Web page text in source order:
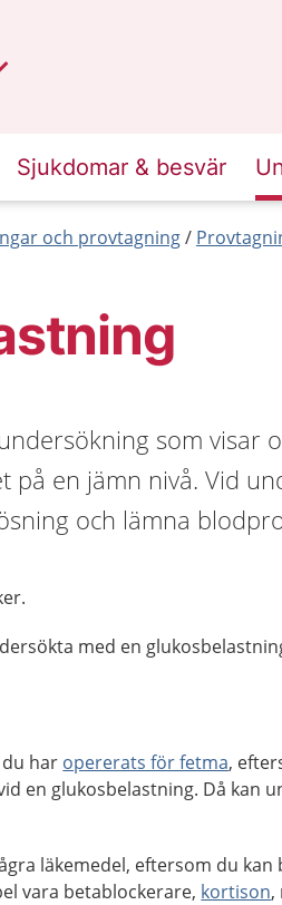
Sjukdomar & besvär
och provtagning
som visar
på en jämn nivå. Vid
och lämna
med en
har opererats för fetma,
en glukosbelastning. Då kan
läkemedel, eftersom du kan
vara betablockerare, kortison,